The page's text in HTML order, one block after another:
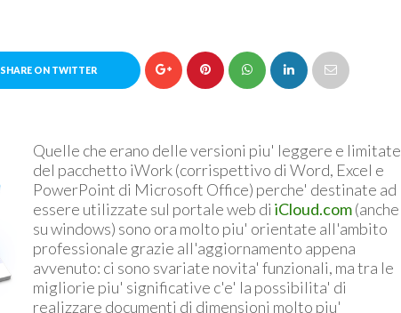
SHARE ON TWITTER
Quelle che erano delle versioni piu' leggere e limitate
del pacchetto iWork (corrispettivo di Word, Excel e
PowerPoint di Microsoft Office) perche' destinate ad
essere utilizzate sul portale web di iCloud.com(anche
su windows) sono ora molto piu' orientate all'ambito
professionale grazie all'aggiornamento appena
avvenuto: ci sono svariate novita' funzionali, ma tra le
migliorie piu' significative c'e' la possibilita' di
realizzare documenti di dimensioni molto piu'